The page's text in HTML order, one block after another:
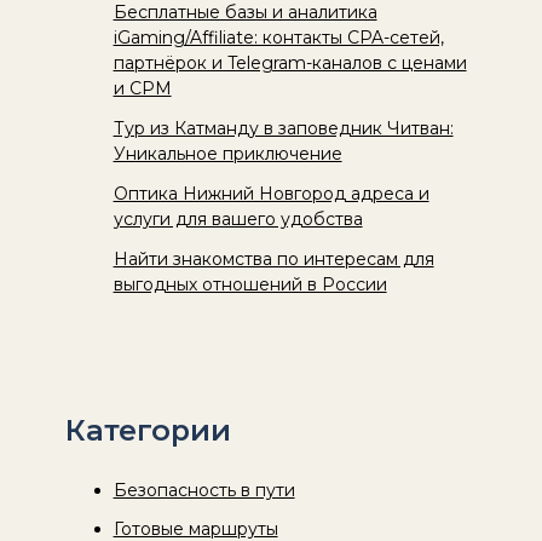
Бесплатные базы и аналитика
iGaming/Affiliate: контакты CPA-сетей,
партнёрок и Telegram-каналов с ценами
и CPM
Тур из Катманду в заповедник Читван:
Уникальное приключение
Оптика Нижний Новгород адреса и
услуги для вашего удобства
Найти знакомства по интересам для
выгодных отношений в России
Категории
Безопасность в пути
Готовые маршруты